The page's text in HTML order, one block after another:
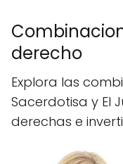
derecho
Explora las
Sacerdotisa y El
derechas e